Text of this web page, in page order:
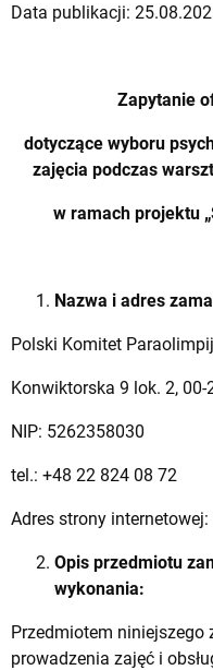
Data publikacji:
Zapytanie
dotyczące wyboru
zajęcia podczas
w ramach projektu
Nazwa i adres
Polski Komitet
Konwiktorska 9 lok. 2, 00-
NIP: 5262358030
tel.: +48 22 824 08 72
Adres strony
Opis przedmiotu
wykonania:
Przedmiotem niniejszego
prowadzenia zajęć i